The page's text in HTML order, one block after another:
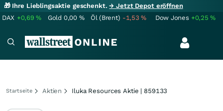
🎁 Ihre Lieblingsaktie geschenkt.→ Jetzt Depot eröffnen
DAX +0,69% Gold 0,00 % Öl (Brent) -1,53% Dow Jones +0,25%
Startseite Aktien Iluka Resources Aktie | 859133